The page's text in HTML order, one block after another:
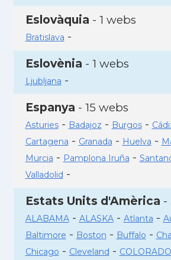
Eslovàquia - 1 webs
Bratislava -
Eslovènia - 1 webs
Ljubljana -
Espanya - 15 webs
Asturies- Badajoz - Burgos-
Cartagena - Granada - Huelva -
Murcia - Pamplona Iruña -
Valladolid -
Estats Units d'Amèrica -
ALABAMA- ALASKA- Atlanta -
Baltimore - Boston - Buffalo -
Chicago - Cleveland - COLORADO